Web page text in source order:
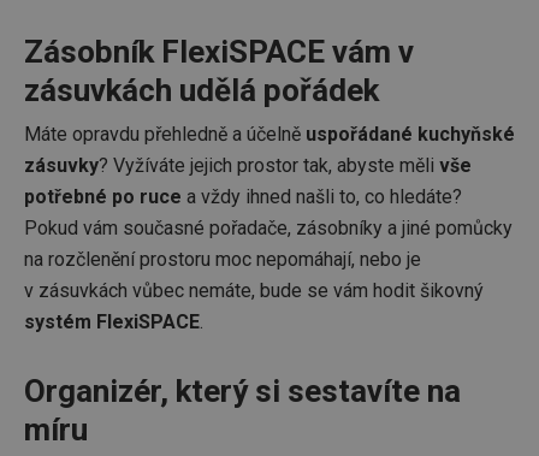
Zásobník FlexiSPACE vám v
zásuvkách udělá pořádek
Máte opravdu přehledně a účelně uspořádané kuchyňské
zásuvky? Vyžíváte jejich prostor tak, abyste měli vše
potřebné po ruce a vždy ihned našli to, co hledáte?
Pokud vám současné pořadače, zásobníky a jiné pomůcky
na rozčlenění prostoru moc nepomáhají, nebo je
v zásuvkách vůbec nemáte, bude se vám hodit šikovný
systém FlexiSPACE.
Organizér, který si sestavíte na
míru